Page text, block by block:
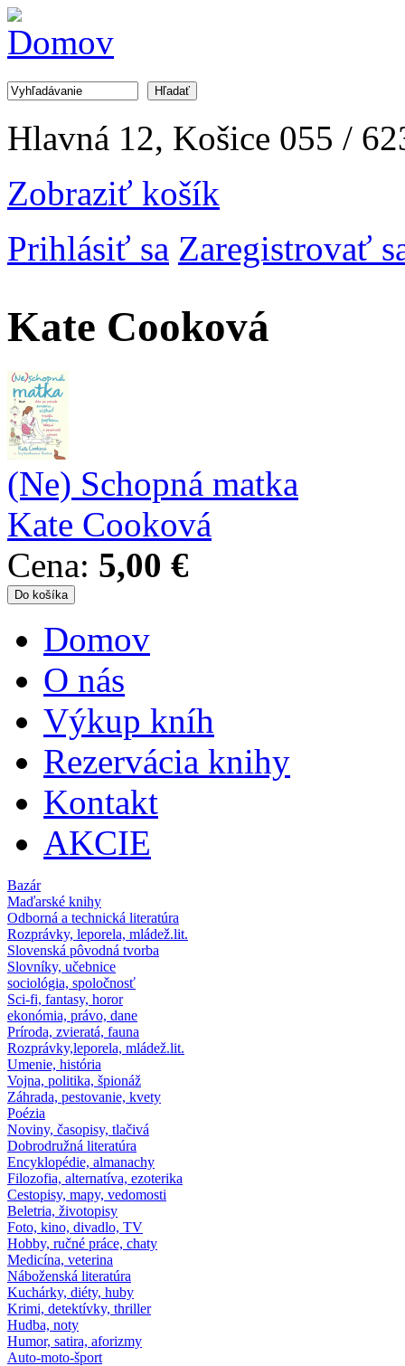
Jump to Navigation
Vyhľadávanie
Hlavná 12, Košice 055 /
Zobraziť košík
Prihlásiť sa Zaregistrovať
Kate Cooková
(Ne) Schopná matka
Kate Cooková
Cena: 5,00 €
Hlavné menu
Domov
O nás
Výkup kníh
Rezervácia knihy
Kontakt
AKCIE
Bazár
Maďarské knihy
Odborná a technická literatúra
Rozprávky, leporela, mládež.lit.
Slovenská pôvodná tvorba
Slovníky, učebnice
sociológia, spoločnosť
Sci-fi, fantasy, horor
ekonómia, právo, dane
Príroda, zvieratá, fauna
Rozprávky,leporela, mládež.lit.
Umenie, história
Vojna, politika, špionáž
Záhrada, pestovanie, kvety
Poézia
Noviny, časopisy, tlačivá
Dobrodružná literatúra
Encyklopédie, almanachy
Filozofia, alternatíva, ezoterika
Cestopisy, mapy, vedomosti
Beletria, životopisy
Foto, kino, divadlo, TV
Hobby, ručné práce, chaty
Medicína, veterina
Náboženská literatúra
Kuchárky, diéty, huby
Krimi, detektívky, thriller
Hudba, noty
Humor, satira, aforizmy
Auto-moto-šport